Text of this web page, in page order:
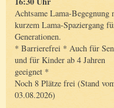
Achtsame Lama-Begegnung
kurzem Lama-Spaziergang
Generationen.
* Barrierefrei * Auch für
und für Kinder ab 4 Jahren
geeignet *
Noch 8 Plätze frei (Stand
03.08.2026)